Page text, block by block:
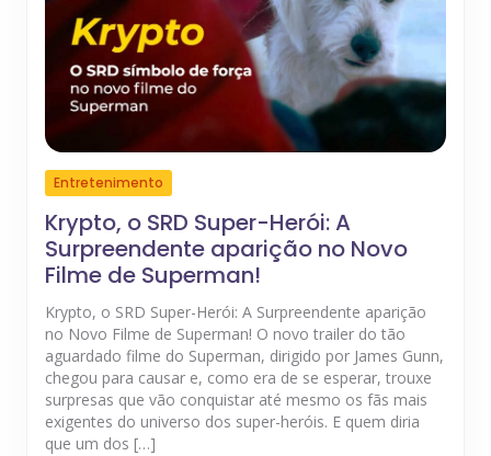
Entretenimento
Krypto, o SRD Super-Herói: A
Surpreendente aparição no Novo
Filme de Superman!
Krypto, o SRD Super-Herói: A Surpreendente aparição
no Novo Filme de Superman! O novo trailer do tão
aguardado filme do Superman, dirigido por James Gunn,
chegou para causar e, como era de se esperar, trouxe
surpresas que vão conquistar até mesmo os fãs mais
exigentes do universo dos super-heróis. E quem diria
que um dos […]